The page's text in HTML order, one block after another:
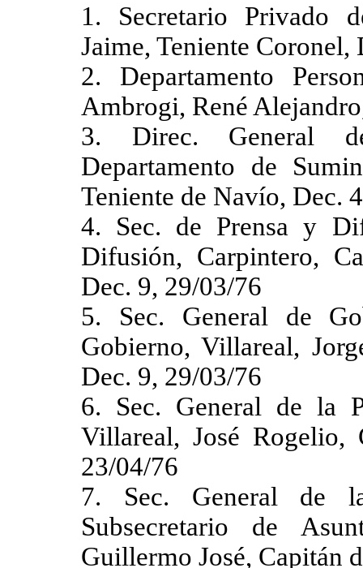
1. Secretario Privado
Jaime, Teniente Coronel,
2. Departamento
Ambrogi, René
3. Direc. General
Departamento de
Teniente de Navío, Dec.
4. Sec. de Prensa y
Difusión, Carpintero,
Dec. 9, 29/03/76
5. Sec. General de
Gobierno, Villareal,
Dec. 9, 29/03/76
6. Sec. General de la
Villareal, José Rogelio,
23/04/76
7. Sec. General de
Subsecretario de
Guillermo José, Capitán